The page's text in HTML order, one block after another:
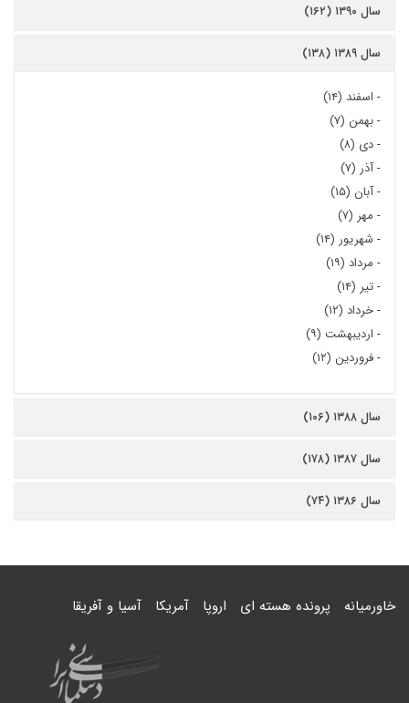
سال ۱۳۹۰ (۱۶۲)
سال ۱۳۸۹ (۱۳۸)
- اسفند (۱۴)
-بهمن (۷)
-دی (۸)
-آذر (۷)
-آبان (۱۵)
- مهر (۷)
- شهریور (۱۴)
- مرداد (۱۹)
-تیر (۱۴)
-خرداد (۱۲)
- اردیبهشت (۹)
-فروردین (۱۲)
سال ۱۳۸۸ (۱۰۶)
سال ۱۳۸۷ (۱۷۸)
سال ۱۳۸۶ (۷۴)
خاورمیانه پرونده هسته ای اروپا آمریکا آسیا و آفریقا